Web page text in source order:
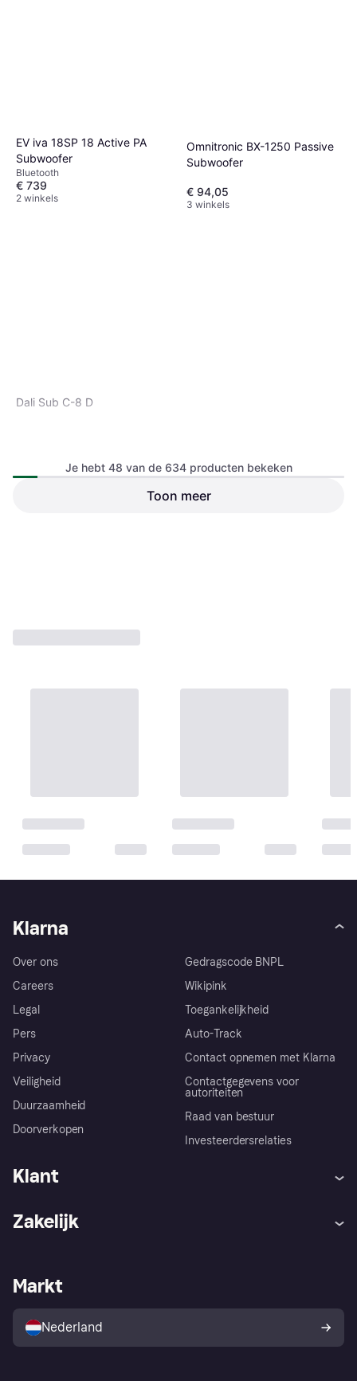
EV iva 18SP 18 Active PA
Subwoofer
Bluetooth
€ 739
2 winkels
Omnitronic BX-1250 Passive
Subwoofer
€ 94,05
3 winkels
Dali Sub C-8 D
Je hebt 48 van de 634 producten bekeken
Toon meer
Klarna
Over ons
Careers
Legal
Pers
Privacy
Veiligheid
Duurzaamheid
Doorverkopen
Gedragscode BNPL
Wikipink
Toegankelijkheid
Auto-Track
Contact opnemen met Klarna
Contactgegevens voor
autoriteiten
Raad van bestuur
Investeerdersrelaties
Klant
Winkeloverzicht
Kopersbescherming voor
consumenten
Zakelijk
Zakelijke login
Markt
Nederland